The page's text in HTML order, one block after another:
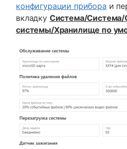
конфигурации прибора и
вкладку Система/Система/
системы/Хранилище по